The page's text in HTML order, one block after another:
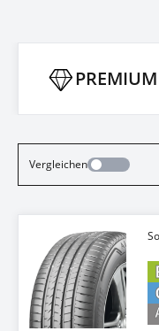
PREMIUM
Vergleichen